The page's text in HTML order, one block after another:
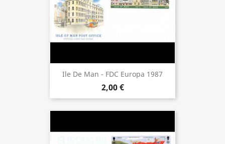
Ile De Man - FDC Europa 1987
2,00 €